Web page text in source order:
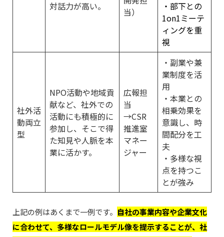
対話力が高い。
当）
・部下との
1on1ミーテ
ィングを重
視
社外活
動両立
型
NPO活動や地域貢
献など、社外での
活動にも積極的に
参加し、そこで得
た知見や人脈を本
業に活かす。
広報担
当
→CSR
推進室
マネー
ジャー
・副業や兼
業制度を活
用
・本業との
相乗効果を
意識し、時
間配分を工
夫
・多様な視
点を持つこ
とが強み
上記の例はあくまで一例です。 自社の事業内容や企業文化
に合わせて、多様なロールモデル像を提示することが、社